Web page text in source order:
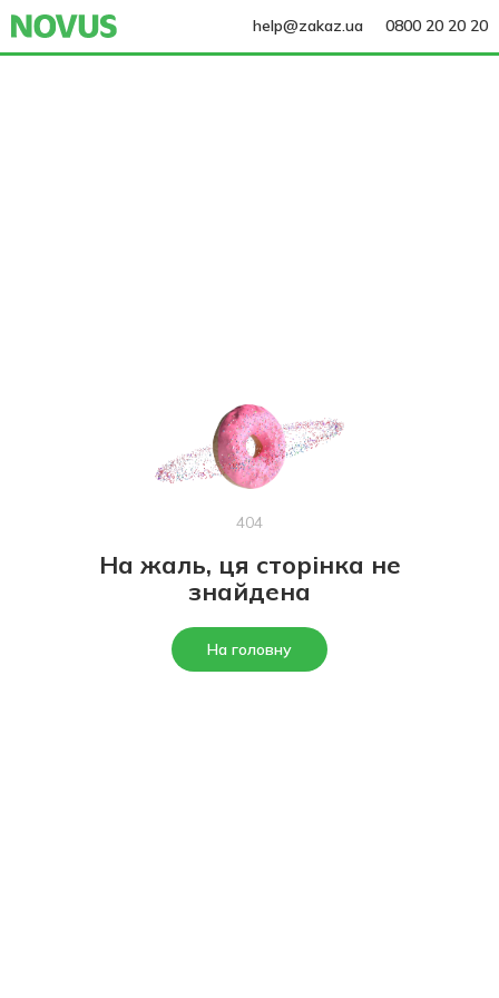
help@zakaz.ua 0800 20 20 20
404
На жаль, ця сторінка не
знайдена
На головну